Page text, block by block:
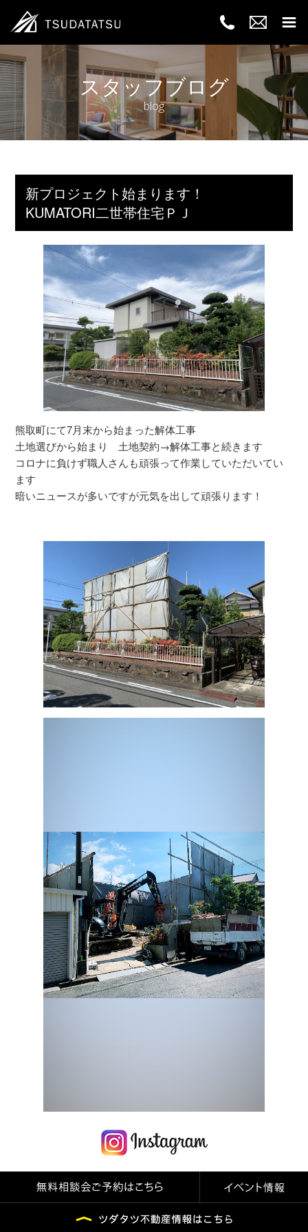
スタッフブログ
blog
新プロジェクト始まります！
KUMATORI二世帯住宅ＰＪ
熊取町にて7月末から始まった解体工事
土地選びから始まり 土地契約→解体工事と続きます
コロナに負けず職人さんも頑張って作業していただいてい
ます
暗いニュースが多いですが元気を出して頑張ります！